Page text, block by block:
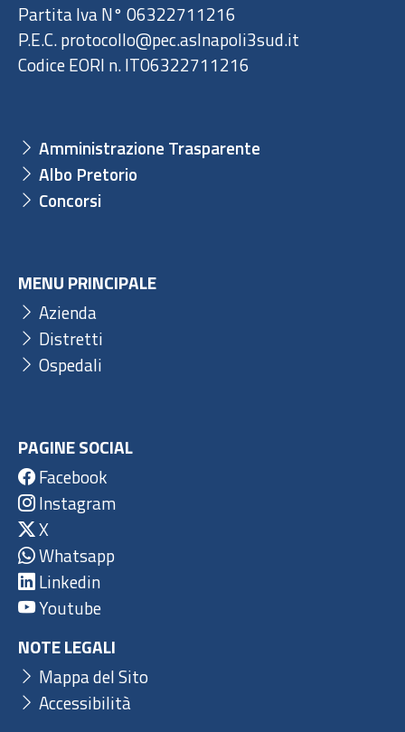
Partita Iva N° 06322711216
P.E.C. protocollo@pec.aslnapoli3sud.it
Codice EORI n. IT06322711216
Amministrazione Trasparente
Albo Pretorio
Concorsi
MENU PRINCIPALE
Azienda
Distretti
Ospedali
PAGINE SOCIAL
Facebook
Instagram
X
Whatsapp
Linkedin
Youtube
NOTE LEGALI
Mappa del Sito
Accessibilità